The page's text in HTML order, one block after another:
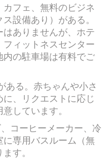
フェ、無料のビジネ
設備あり）がある。
ありませんが、ホテ
ィットネスセンター
の駐車場は有料でご
ある。赤ちゃんや小さ
、リクエストに応じ
しています。
コーヒーメーカー、冷
専用バスルーム（無
す。